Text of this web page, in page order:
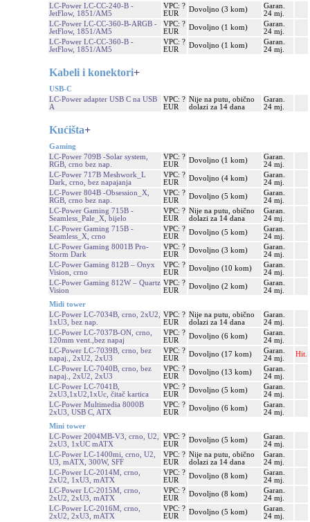
LC-Power LC-CC-240-B -
JetFlow, 1851/AM5
VPC: ?
EUR
Dovoljno (3 kom)
Garan.
24 mj.
LC-Power LC-CC-360-B-ARGB -
JetFlow, 1851/AM5
VPC: ?
EUR
Dovoljno (1 kom)
Garan.
24 mj.
LC-Power LC-CC-360-B -
JetFlow, 1851/AM5
VPC: ?
EUR
Dovoljno (1 kom)
Garan.
24 mj.
Kabeli i konektori+
USB-C
LC-Power adapter USB C na USB
A
VPC: ?
EUR
Nije na putu, obično
dolazi za 14 dana
Garan.
24 mj.
Kućišta+
Gaming
LC-Power 709B -Solar system,
RGB, crno bez nap.
VPC: ?
EUR
Dovoljno (1 kom)
Garan.
24 mj.
LC-Power 717B Meshwork_L
Dark, crno, bez napajanja
VPC: ?
EUR
Dovoljno (4 kom)
Garan.
24 mj.
LC-Power 804B -Obsession_X,
RGB, crno bez nap.
VPC: ?
EUR
Dovoljno (5 kom)
Garan.
24 mj.
LC-Power Gaming 715B -
Seamless_Pale_X, bijelo
VPC: ?
EUR
Nije na putu, obično
dolazi za 14 dana
Garan.
24 mj.
LC-Power Gaming 715B -
Seamless_X, crno
VPC: ?
EUR
Dovoljno (5 kom)
Garan.
24 mj.
LC-Power Gaming 8001B Pro-
Storm Dark
VPC: ?
EUR
Dovoljno (3 kom)
Garan.
24 mj.
LC-Power Gaming 812B – Onyx
Vision, crno
VPC: ?
EUR
Dovoljno (10 kom)
Garan.
24 mj.
LC-Power Gaming 812W – Quartz
Vision
VPC: ?
EUR
Dovoljno (2 kom)
Garan.
24 mj.
Midi tower
LC-Power LC-7034B, crno, 2xU2,
1xU3, bez nap.
VPC: ?
EUR
Nije na putu, obično
dolazi za 14 dana
Garan.
24 mj.
LC-Power LC-7037B-ON, crno,
120mm vent.,bez napaj
VPC: ?
EUR
Dovoljno (6 kom)
Garan.
24 mj.
LC-Power LC-7039B, crno, bez
napaj., 2xU2, 2xU3
VPC: ?
EUR
Dovoljno (17 kom)
Garan.
24 mj.
Hit.
LC-Power LC-7040B, crno, bez
napaj., 2xU2, 2xU3
VPC: ?
EUR
Dovoljno (13 kom)
Garan.
24 mj.
LC-Power LC-7041B,
2xU3,1xU2,1xUc, čitač kartica
VPC: ?
EUR
Dovoljno (5 kom)
Garan.
24 mj.
LC-Power Multimedia 8000B
2xU3, USB C, ATX
VPC: ?
EUR
Dovoljno (6 kom)
Garan.
24 mj.
Mini tower
LC-Power 2004MB-V3, crno, U2,
2xU3, 1xUC mATX
VPC: ?
EUR
Dovoljno (5 kom)
Garan.
24 mj.
LC-Power LC-1400mi, crno, U2,
U3, mATX, 300W, SFF
VPC: ?
EUR
Nije na putu, obično
dolazi za 14 dana
Garan.
24 mj.
LC-Power LC-2014M, crno,
2xU2, 1xU3, mATX
VPC: ?
EUR
Dovoljno (8 kom)
Garan.
24 mj.
LC-Power LC-2015M, crno,
2xU2, 2xU3, mATX
VPC: ?
EUR
Dovoljno (8 kom)
Garan.
24 mj.
LC-Power LC-2016M, crno,
2xU2, 2xU3, mATX
VPC: ?
EUR
Dovoljno (5 kom)
Garan.
24 mj.